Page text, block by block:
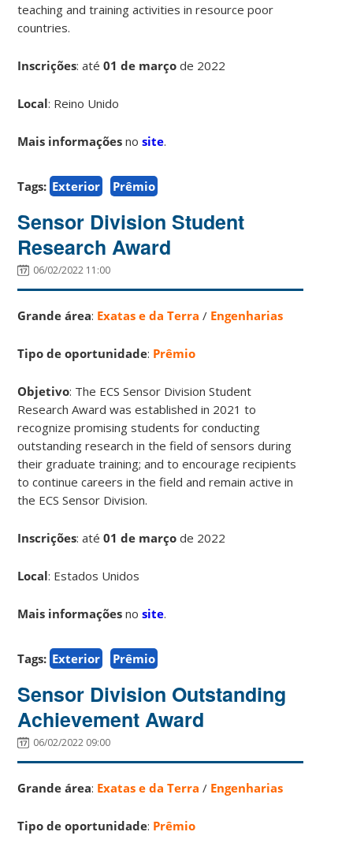
teaching and training activities in resource poor
countries.
Inscrições: até01 de marçode 2022
Local: Reino Unido
Mais informações nosite.
Tags: Exterior Prêmio
Sensor Division Student
Research Award
06/02/2022 11:00
Grande área: Exatas e da Terra / Engenharias
Tipo de oportunidade: Prêmio
Objetivo: The ECS Sensor Division Student
Research Award was established in 2021 to
recognize promising students for conducting
outstanding research in the field of sensors during
their graduate training; and to encourage recipients
to continue careers in the field and remain active in
the ECS Sensor Division.
Inscrições: até01 de marçode 2022
Local: Estados Unidos
Mais informações nosite.
Tags: Exterior Prêmio
Sensor Division Outstanding
Achievement Award
06/02/2022 09:00
Grande área: Exatas e da Terra / Engenharias
Tipo de oportunidade: Prêmio